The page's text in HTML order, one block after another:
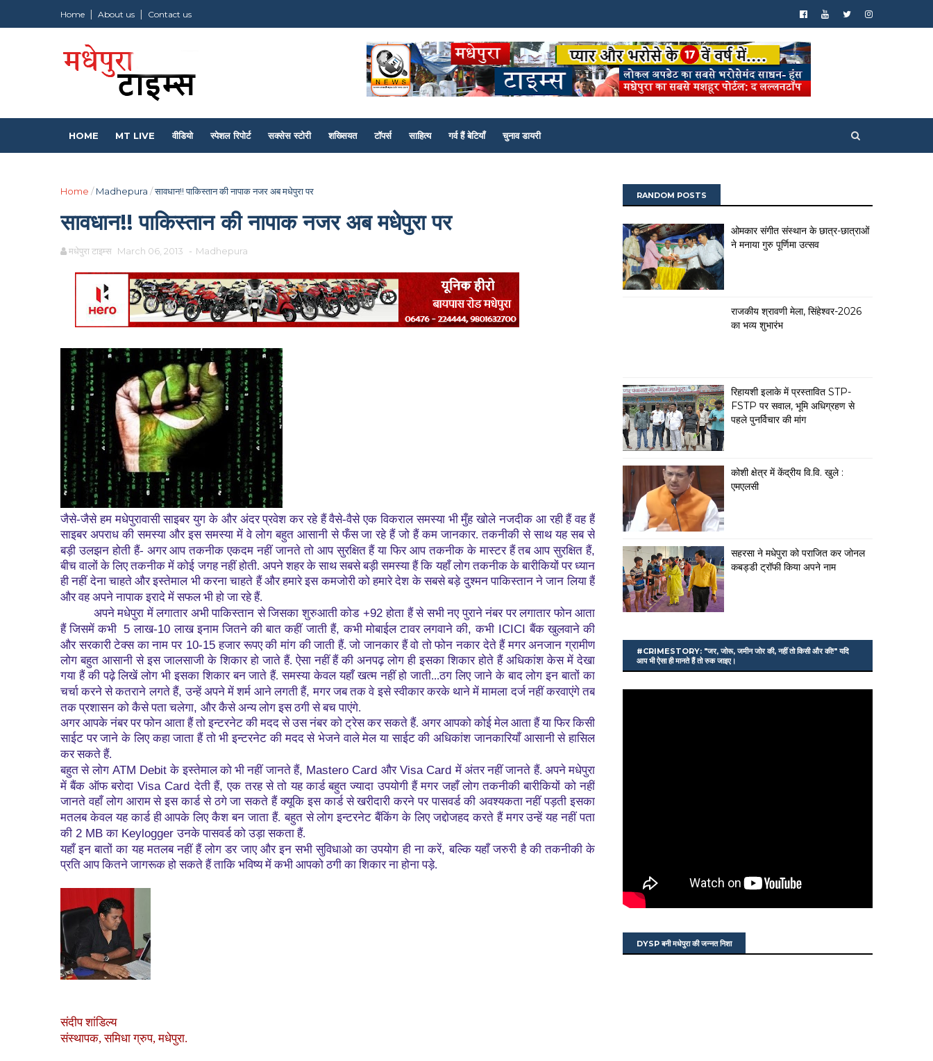
Home About us Contact us
HOME MT LIVE वीडियो स्पेशल रिपोर्ट सक्सेस स्टोरी शख्सियत टॉपर्स साहित्य गर्व हैं बेटियाँ चुनाव डायरी
Home / Madhepura /सावधान!! पाकिस्तान की नापाक नजर अब मधेपुरा पर
सावधान!! पाकिस्तान की नापाक नजर अब मधेपुरा पर
मधेपुरा टाइम्स March 06, 2013 - Madhepura
जैसे-जैसे हम मधेपुरावासी साइबर युग के और अंदर प्रवेश कर रहे हैं वैसे-वैसे एक विकराल समस्या भी मुँह खोले नजदीक आ रही हैं वह हैं
साइबर अपराध की समस्या और इस समस्या में वे लोग बहुत आसानी से फँस जा रहे हैं जो हैं कम जानकार. तकनीकी से साथ यह सब से
बड़ी उलझन होती हैं- अगर आप तकनीक एकदम नहीं जानते तो आप सुरक्षित हैं या फिर आप तकनीक के मास्टर हैं तब आप सुरक्षित हैं,
बीच वालों के लिए तकनीक में कोई जगह नहीं होती. अपने शहर के साथ सबसे बड़ी समस्या हैं कि यहाँ लोग तकनीक के बारीकियों पर ध्यान
ही नहीं देना चाहते और इस्तेमाल भी करना चाहते हैं और हमारे इस कमजोरी को हमारे देश के सबसे बड़े दुश्मन पाकिस्तान ने जान लिया हैं
और वह अपने नापाक इरादे में सफल भी हो जा रहे हैं.
अपने मधेपुरा में लगातार अभी पाकिस्तान से जिसका शुरुआती कोड+92होता हैं से सभी नए पुराने नंबर पर लगातार फोन आता
हैं जिसमें कभी 5लाख-10लाख इनाम जितने की बात कहीं जाती हैं,कभी मोबाईल टावर लगवाने की,कभीICICIबैंक खुलवाने की
और सरकारी टेक्स का नाम पर10-15हजार रूपए की मांग की जाती हैं. जो जानकार हैं वो तो फोन नकार देते हैं मगर अनजान ग्रामीण
लोग बहुत आसानी से इस जालसाजी के शिकार हो जाते हैं. ऐसा नहीं हैं की अनपढ़ लोग ही इसका शिकार होते हैं अधिकांश केस में देखा
गया हैं की पढ़े लिखें लोग भी इसका शिकार बन जाते हैं. समस्या केवल यहाँ खत्म नहीं हो जाती...ठग लिए जाने के बाद लोग इन बातों का
चर्चा करने से कतराने लगते हैं,उन्हें अपने में शर्म आने लगती हैं,मगर जब तक वे इसे स्वीकार करके थाने में मामला दर्ज नहीं करवाएंगे तब
तक प्रशासन को कैसे पता चलेगा, और कैसे अन्य लोग इस ठगी से बच पाएंगे.
अगर आपके नंबर पर फोन आता हैं तो इन्टरनेट की मदद से उस नंबर को ट्रेस कर सकते हैं. अगर आपको कोई मेल आता हैं या फिर किसी
साईट पर जाने के लिए कहा जाता हैं तो भी इन्टरनेट की मदद से भेजने वाले मेल या साईट की अधिकांश जानकारियाँ आसानी से हासिल
कर सकते हैं.
बहुत से लोगATM Debitके इस्तेमाल को भी नहीं जानते हैं, Mastero Card औरVisa Cardमें अंतर नहीं जानते हैं. अपने मधेपुरा
में बैंक ऑफ बरोदाVisa Cardदेती हैं,एक तरह से तो यह कार्ड बहुत ज्यादा उपयोगी हैं मगर जहाँ लोग तकनीकी बारीकियों को नहीं
जानते वहाँ लोग आराम से इस कार्ड से ठगे जा सकते हैं क्यूकि इस कार्ड से खरीदारी करने पर पासवर्ड की अवश्यकता नहीं पड़ती इसका
मतलब केवल यह कार्ड ही आपके लिए कैश बन जाता हैं. बहुत से लोग इन्टरनेट बैंकिंग के लिए जद्दोजहद करते हैं मगर उन्हें यह नहीं पता
की 2 MBका Keyloggerउनके पासवर्ड को उड़ा सकता हैं.
यहाँ इन बातों का यह मतलब नहीं हैं लोग डर जाए और इन सभी सुविधाओ का उपयोग ही ना करें,बल्कि यहाँ जरुरी है की तकनीकी के
प्रति आप कितने जागरूक हो सकते हैं ताकि भविष्य में कभी आपको ठगी का शिकार ना होना पड़े.
संदीप शांडिल्य
संस्थापक, समिधा ग्रुप, मधेपुरा.
RANDOM POSTS
ओमकार संगीत संस्थान के छात्र-छात्राओं
ने मनाया गुरु पूर्णिमा उत्सव
राजकीय श्रावणी मेला, सिंहेश्वर-2026
का भव्य शुभारंभ
रिहायशी इलाके में प्रस्तावित STP-
FSTP पर सवाल, भूमि अधिग्रहण से
पहले पुनर्विचार की मांग
कोशी क्षेत्र में केंद्रीय वि.वि. खुले :
एमएलसी
सहरसा ने मधेपुरा को पराजित कर जोनल
कबड्डी ट्रॉफी किया अपने नाम
#CRIMESTORY: "जर, जोरू, जमीन जोर की, नहीं तो किसी और की!" यदि
आप भी ऐसा ही मानते हैं तो रुक जाइए।
DYSP बनी मधेपुरा की जन्नत निशा